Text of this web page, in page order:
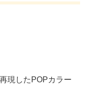
現したPOPカラー